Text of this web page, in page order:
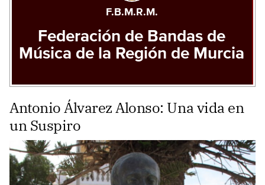
F.B.M.R.M.
Federación de Bandas de
Música de la Región de Murcia
Antonio Álvarez Alonso: Una vida en
un Suspiro